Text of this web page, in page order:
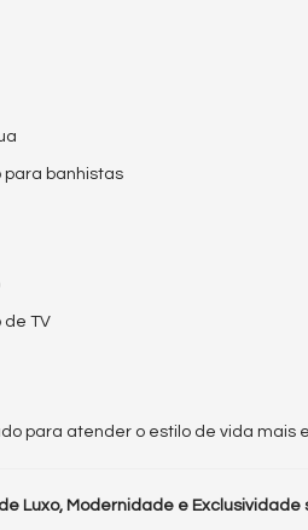
para banhistas
de TV
para atender o estilo de vida mais
Luxo, Modernidade e Exclusividade